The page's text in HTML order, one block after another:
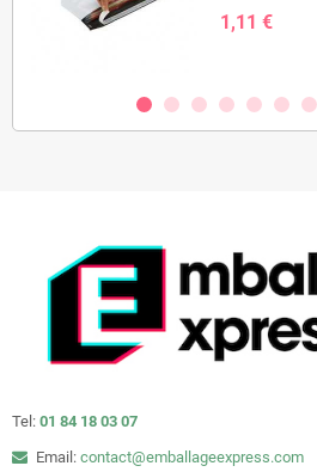
1,11 €
Tel: 01 84 18 03 07
Email: contact@emballageexpress.com